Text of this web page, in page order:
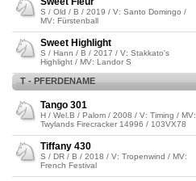
S / Old / B / 2019 / V: Santo Domingo /
MV: Fürstenball
Sweet Highlight
S / Hann / B / 2017 / V: Stakkato's
Highlight / MV: Landor S
T - PFERDENAME
Tango 301
H / Wel.B / Palom / 2008 / V: Timing / MV:
Twylands Firecracker 14996 / 103VX78
Tiffany 430
S / DR / B / 2018 / V: Tropenwind / MV:
French Festival